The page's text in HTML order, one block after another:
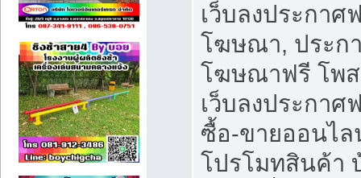
เว็บลงประกา
โฆษณา, ประก
โฆษณาฟรี โพส
เว็บลงประกา
ซื้อ-ขายออนไล
โปรโมทสินค้า